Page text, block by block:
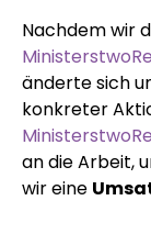
Nachdem wir
änderte sich
konkreter
an die Arbeit,
wir eine